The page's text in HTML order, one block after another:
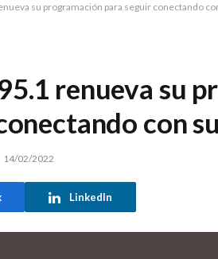
su programación para seguir conectando
renueva su
con
14/02/2022
LinkedIn